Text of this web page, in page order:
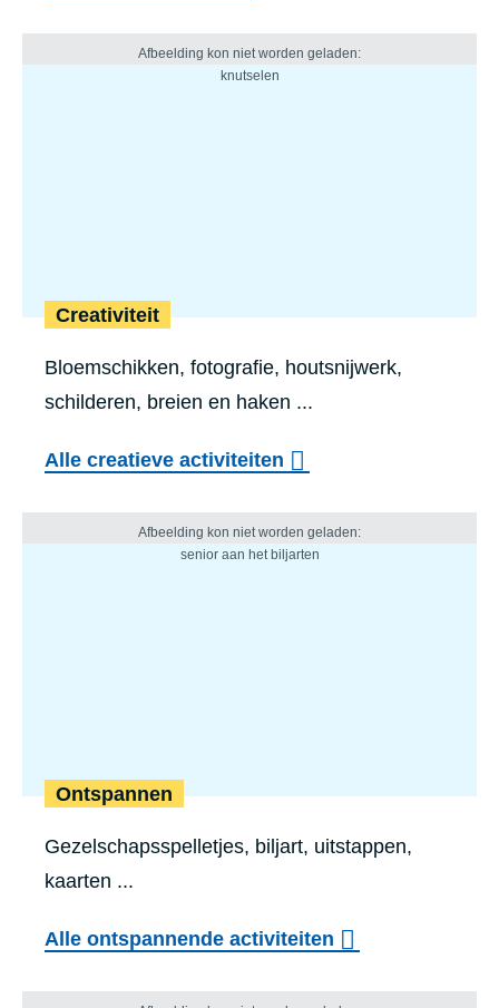
Creativiteit
Bloemschikken, fotografie, houtsnijwerk,
schilderen, breien en haken ...
Alle creatieve activiteiten
Ontspannen
Gezelschapsspelletjes, biljart, uitstappen,
kaarten ...
Alle ontspannende activiteiten